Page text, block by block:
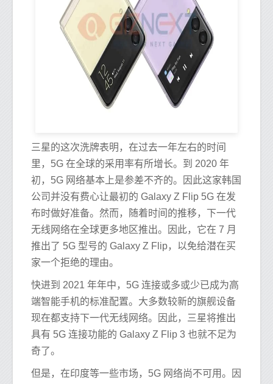
三星的这次洗牌表明，在过去一年左右的时间
里，5G 在全球的采用率有所增长。到 2020 年
初，5G 网络基本上是参差不齐的。因此这家韩国
公司并没有费心让最初的 Galaxy Z Flip 5G 在发
布时做好准备。然而，随着时间的推移，下一代
无线网络在全球更多地区推出。因此，它在 7 月
推出了 5G 型号的 Galaxy Z Flip，以免给潜在买
家一个拒绝的理由。
快进到 2021 年年中，5G 连接或多或少已成为高
端智能手机的标准配置。大多数较新的旗舰设备
现在都支持下一代无线网络。因此，三星将推出
具有 5G 连接功能的 Galaxy Z Flip 3 也就不足为
奇了。
但是，在印度等一些市场，5G 网络尚不可用。因